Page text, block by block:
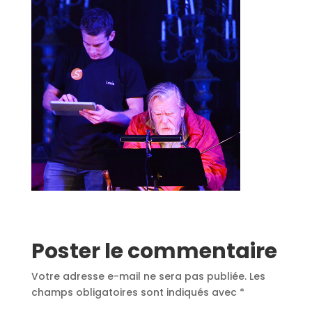
Poster le commentaire
Votre adresse e-mail ne sera pas publiée. Les
champs obligatoires sont indiqués avec *